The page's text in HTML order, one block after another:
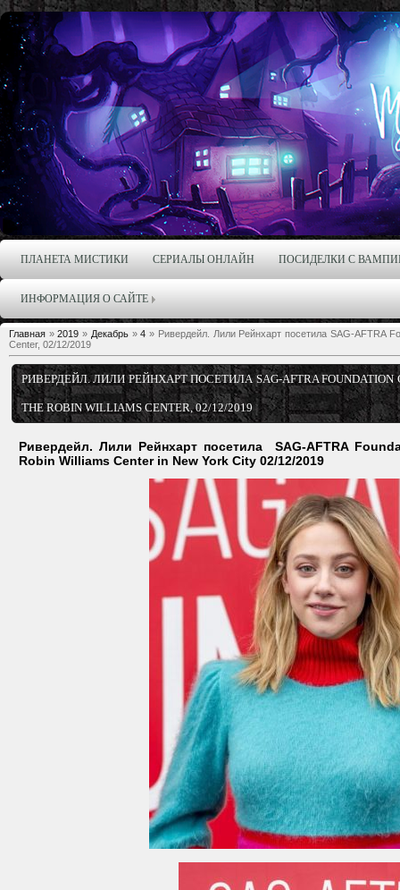
ПЛАНЕТА МИСТИКИ СЕРИАЛЫ ОНЛАЙН ПОСИДЕЛКИ С
ИНФОРМАЦИЯ О САЙТЕ
Главная »2019 » Декабрь » 4 » Ривердейл. Лили Рейнхарт посетила SAG-AFTRA
Center, 02/12/2019
РИВЕРДЕЙЛ. ЛИЛИ РЕЙНХАРТ ПОСЕТИЛА SAG-AFTRA FOUNDATION
THE ROBIN WILLIAMS CENTER, 02/12/2019
Ривердейл. Лили Рейнхарт посетила SAG-AFTRA
Robin Williams Center in New York City 02/12/2019